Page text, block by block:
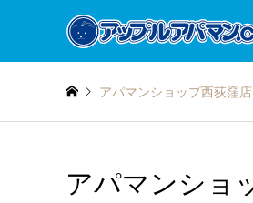
アパマンショップ西荻窪店
アパマンショ